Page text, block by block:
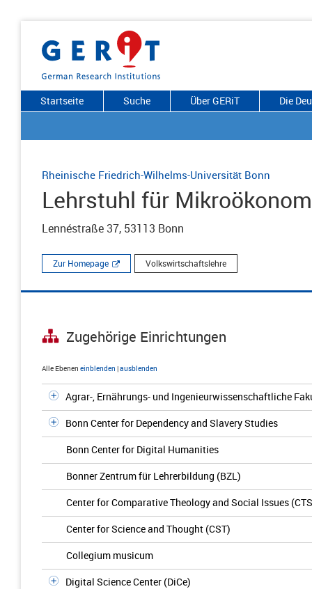
Startseite Suche Über GERiT Die
Rheinische Friedrich-Wilhelms-Universität Bonn
Lehrstuhl für
Lennéstraße 37, 53113 Bonn
Zur Homepage Volkswirtschaftslehre
Zugehörige Einrichtungen
Alle Ebenen einblenden |ausblenden
Agrar-, Ernährungs- und Ingenieurwissenschaftliche
Bonn Center for Dependency and Slavery Studies
Bonn Center for Digital Humanities
Bonner Zentrum für Lehrerbildung (BZL)
Center for Comparative Theology and Social Issues
Center for Science and Thought (CST)
Collegium musicum
Digital Science Center (DiCe)